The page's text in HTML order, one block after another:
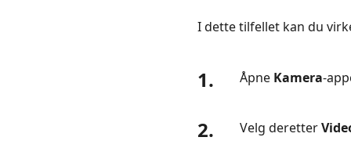
I dette tilfellet kan du
1. Åpne Kamera-
2. Velg deretter